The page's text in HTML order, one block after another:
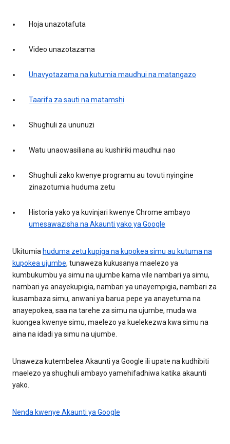
Hoja unazotafuta
Video unazotazama
Unavyotazama na kutumia maudhui na matangazo
Taarifa za sauti na matamshi
Shughuli za ununuzi
Watu unaowasiliana au kushiriki maudhui nao
Shughuli zako kwenye programu au tovuti nyingine
zinazotumia huduma zetu
Historia yako ya kuvinjari kwenye Chrome ambayo
umesawazisha na Akaunti yako ya Google
Ukitumia huduma zetu kupiga na kupokea simu au kutuma na
kupokea ujumbe, tunaweza kukusanya maelezo ya
kumbukumbu ya simu na ujumbe kama vile nambari ya simu,
nambari ya anayekupigia, nambari ya unayempigia, nambari za
kusambaza simu, anwani ya barua pepe ya anayetuma na
anayepokea, saa na tarehe za simu na ujumbe, muda wa
kuongea kwenye simu, maelezo ya kuelekezwa kwa simu na
aina na idadi ya simu na ujumbe.
Unaweza kutembelea Akaunti ya Google ili upate na kudhibiti
maelezo ya shughuli ambayo yamehifadhiwa katika akaunti
yako.
Nenda kwenye Akaunti ya Google